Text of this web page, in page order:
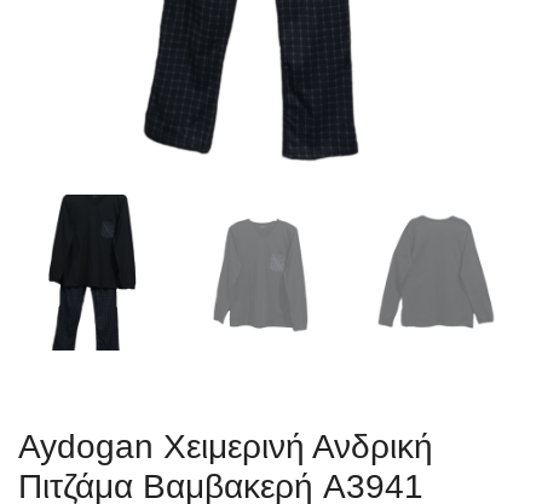
Aydogan Χειμερινή Ανδρική
Πιτζάμα Βαμβακερή A3941